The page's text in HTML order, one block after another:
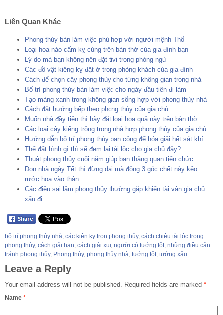
Liên Quan Khác
Phong thủy bàn làm việc phù hợp với người mệnh Thổ
Loại hoa nào cấm kỵ cúng trên bàn thờ của gia đình bạn
Lý do mà bạn không nên đặt tivi trong phòng ngủ
Các đồ vật kiêng kỵ đặt ở trong phòng khách của gia đình
Cách để chọn cây phong thủy cho từng không gian trong nhà
Bố trí phong thủy bàn làm việc cho ngày đầu tiên đi làm
Tạo mảng xanh trong không gian sống hợp với phong thủy nhà
Cách đặt hướng bếp theo phong thủy của gia chủ
Muốn nhà đầy tiền thì hãy đặt loại hoa quả này trên bàn thờ
Các loại cây kiểng trồng trong nhà hợp phong thủy của gia chủ
Hướng dẫn bố trí phong thủy ban công để hóa giải hết sát khí
Thế đất hình gì thì sẽ đem lại tài lộc cho gia chủ đây?
Thuật phong thủy cuối năm giúp bạn thăng quan tiến chức
Dọn nhà ngày Tết thì đừng dại mà động 3 góc chết này kẻo
rước họa vào thân
Các điều sai lầm phong thủy thường gặp khiến tài vận gia chủ
xấu đi
bố trí phong thủy nhà, các kiên kỵ tron phong thủy, cách chiêu tài lộc trong
phong thủy, cách giải hạn, cách giải xui, người có tướng tốt, những điều cần
tránh phong thủy, Phong thủy, phong thủy nhà, tướng tốt, tướng xấu
Leave a Reply
Your email address will not be published. Required fields are marked *
Name *